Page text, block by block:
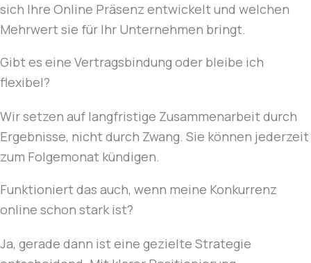
sich Ihre Online Präsenz entwickelt und welchen
Mehrwert sie für Ihr Unternehmen bringt.
Gibt es eine Vertragsbindung oder bleibe ich
flexibel?
Wir setzen auf langfristige Zusammenarbeit durch
Ergebnisse, nicht durch Zwang. Sie können jederzeit
zum Folgemonat kündigen.
Funktioniert das auch, wenn meine Konkurrenz
online schon stark ist?
Ja, gerade dann ist eine gezielte Strategie